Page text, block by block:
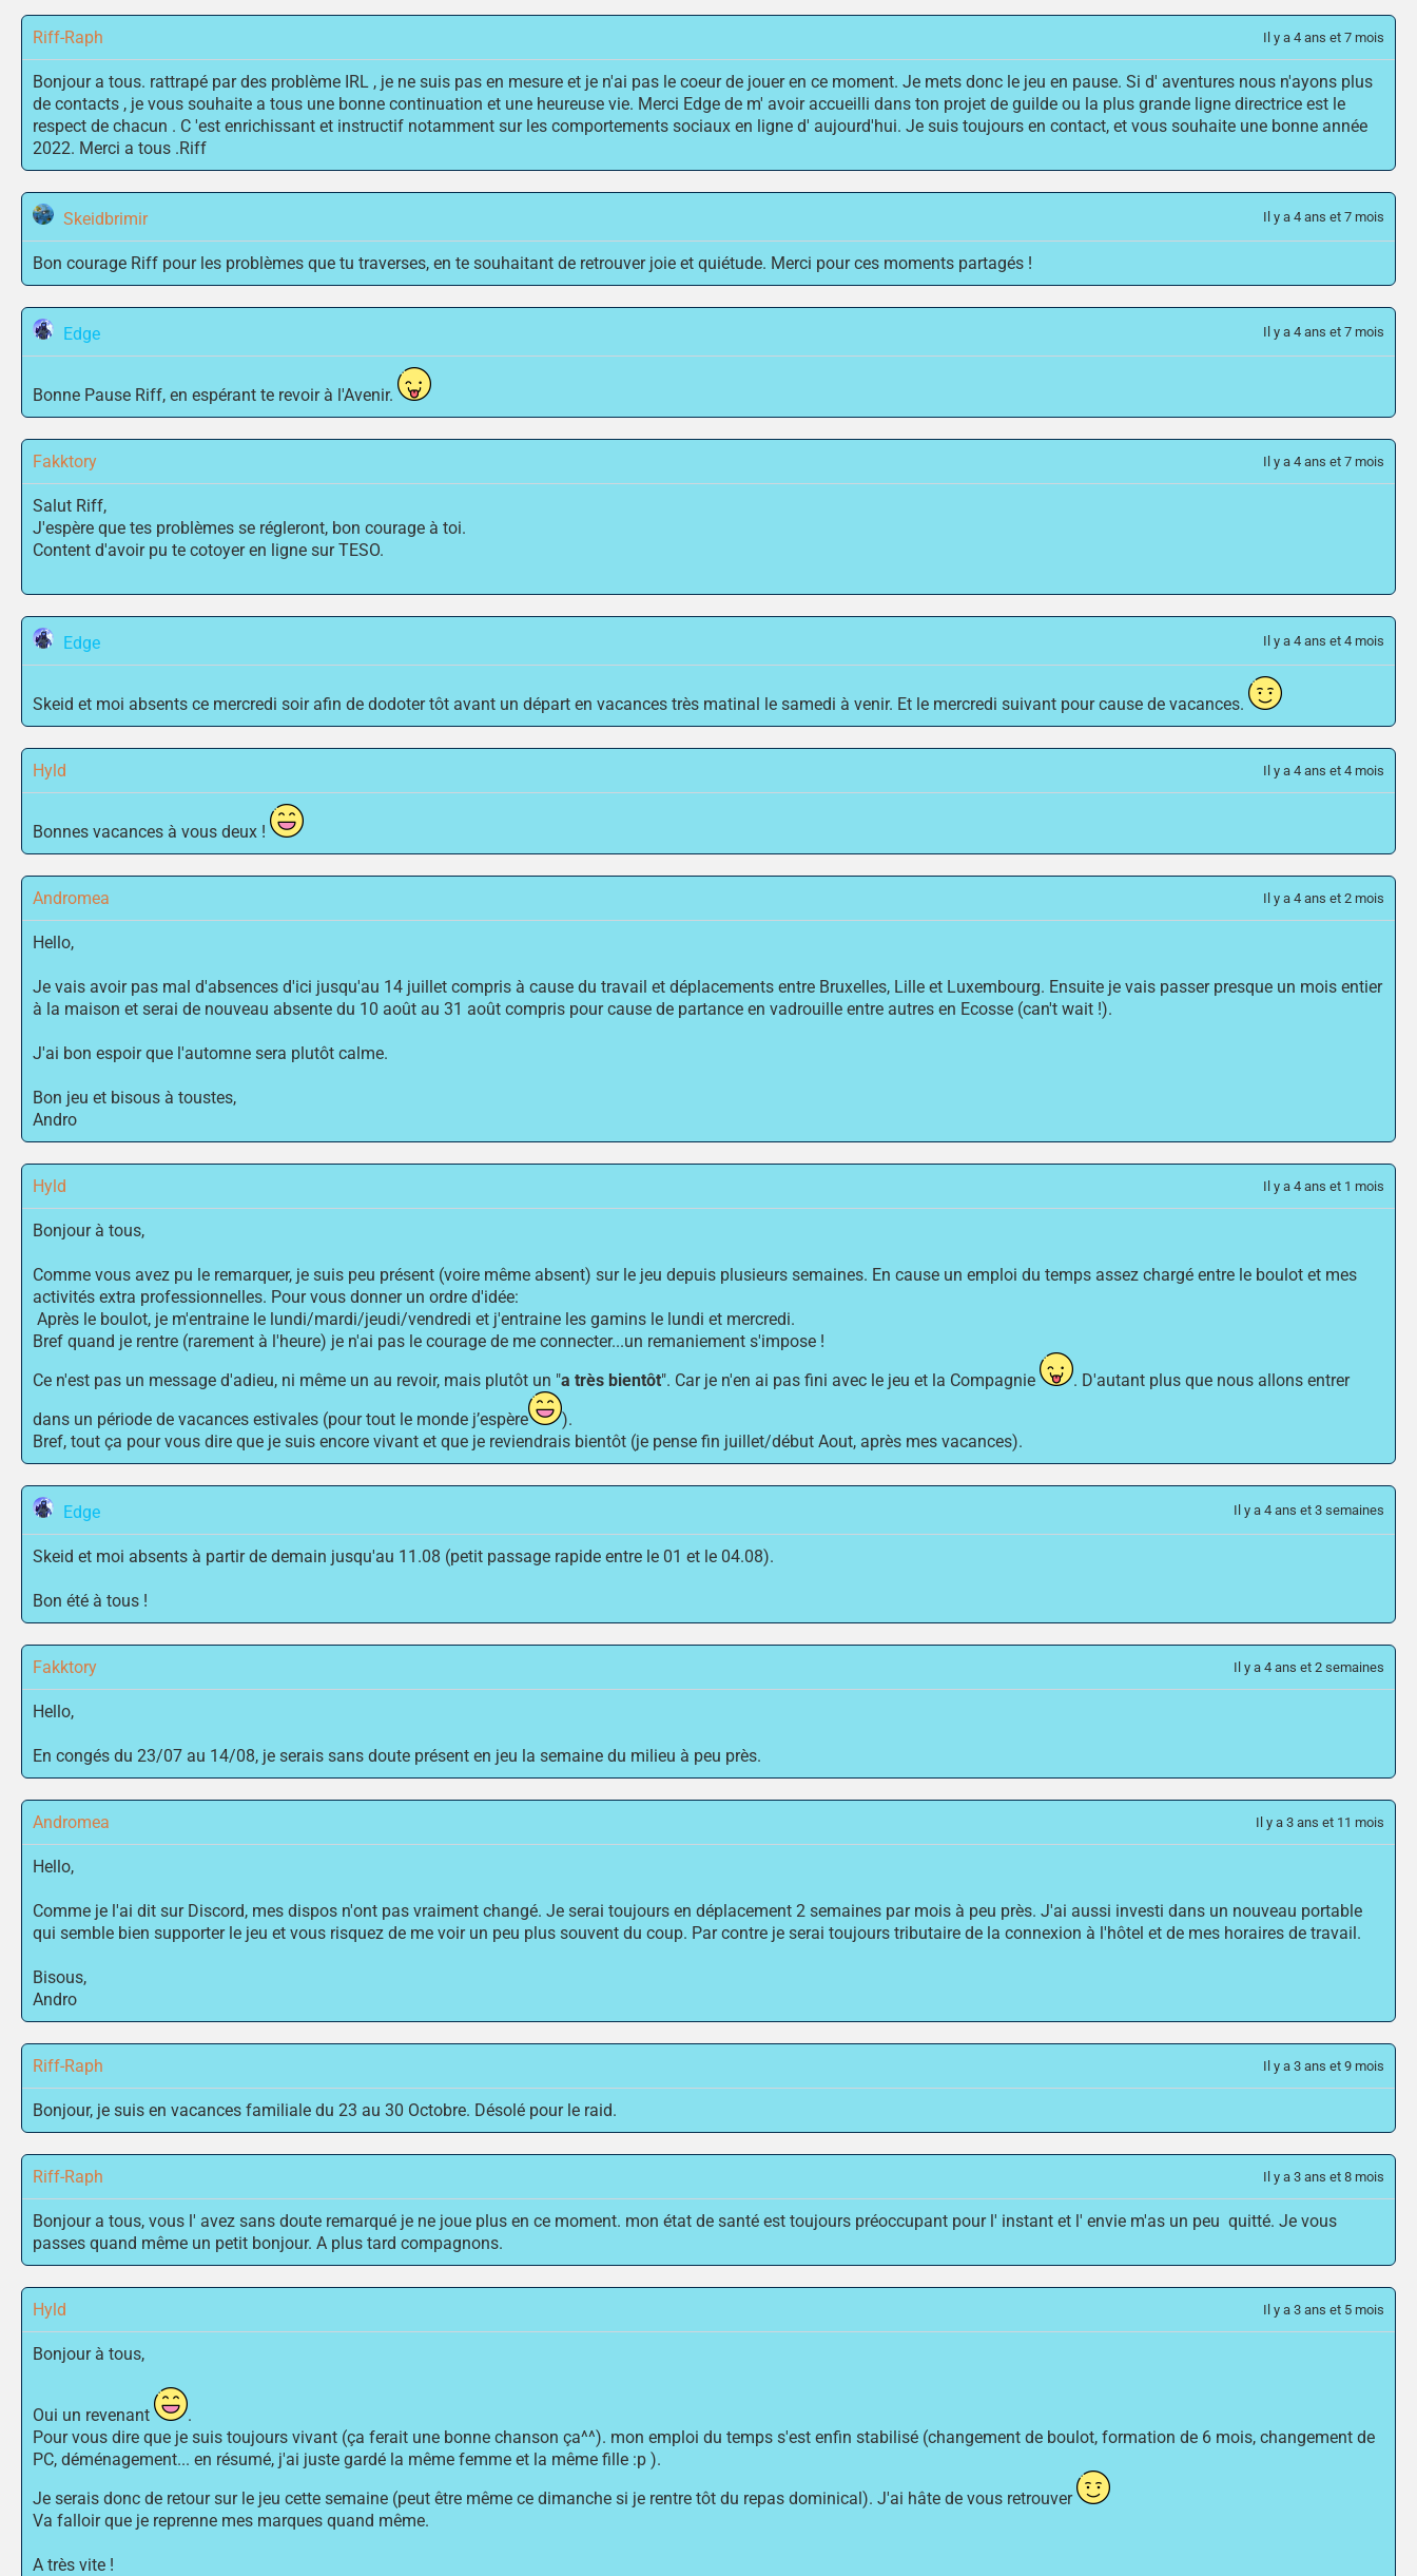
Riff-Raph Il y a 4 ans et 7 mois
Bonjour a tous. rattrapé par des problème IRL , je ne suis pas en mesure et je n'ai pas le coeur de jouer en ce moment. Je mets donc le jeu en pause. Si d' aventures nous n'ayons plus
de contacts , je vous souhaite a tous une bonne continuation et une heureuse vie. Merci Edge de m' avoir accueilli dans ton projet de guilde ou la plus grande ligne directrice est le
respect de chacun . C 'est enrichissant et instructif notamment sur les comportements sociaux en ligne d' aujourd'hui. Je suis toujours en contact, et vous souhaite une bonne année
2022. Merci a tous .Riff
Skeidbrimir Il y a 4 ans et 7 mois
Bon courage Riff pour les problèmes que tu traverses, en te souhaitant de retrouver joie et quiétude. Merci pour ces moments partagés !
Edge Il y a 4 ans et 7 mois
Bonne Pause Riff, en espérant te revoir à l'Avenir.
Fakktory Il y a 4 ans et 7 mois
Salut Riff,
J'espère que tes problèmes se régleront, bon courage à toi.
Content d'avoir pu te cotoyer en ligne sur TESO.
Edge Il y a 4 ans et 4 mois
Skeid et moi absents ce mercredi soir afin de dodoter tôt avant un départ en vacances très matinal le samedi à venir. Et le mercredi suivant pour cause de vacances.
Hyld Il y a 4 ans et 4 mois
Bonnes vacances à vous deux !
Andromea Il y a 4 ans et 2 mois
Hello,
Je vais avoir pas mal d'absences d'ici jusqu'au 14 juillet compris à cause du travail et déplacements entre Bruxelles, Lille et Luxembourg. Ensuite je vais passer presque un mois entier
à la maison et serai de nouveau absente du 10 août au 31 août compris pour cause de partance en vadrouille entre autres en Ecosse (can't wait !).
J'ai bon espoir que l'automne sera plutôt calme.
Bon jeu et bisous à toustes,
Andro
Hyld Il y a 4 ans et 1 mois
Bonjour à tous,
Comme vous avez pu le remarquer, je suis peu présent (voire même absent) sur le jeu depuis plusieurs semaines. En cause un emploi du temps assez chargé entre le boulot et mes
activités extra professionnelles. Pour vous donner un ordre d'idée:
Après le boulot, je m'entraine le lundi/mardi/jeudi/vendredi et j'entraine les gamins le lundi et mercredi.
Bref quand je rentre (rarement à l'heure) je n'ai pas le courage de me connecter...un remaniement s'impose !
Ce n'est pas un message d'adieu, ni même un au revoir, mais plutôt un "a très bientôt". Car je n'en ai pas fini avec le jeu et la Compagnie
. D'autant plus que nous allons entrer
dans un période de vacances estivales (pour tout le monde j’espère
).
Bref, tout ça pour vous dire que je suis encore vivant et que je reviendrais bientôt (je pense fin juillet/début Aout, après mes vacances).
Edge Il y a 4 ans et 3 semaines
Skeid et moi absents à partir de demain jusqu'au 11.08 (petit passage rapide entre le 01 et le 04.08).
Bon été à tous !
Fakktory Il y a 4 ans et 2 semaines
Hello,
En congés du 23/07 au 14/08, je serais sans doute présent en jeu la semaine du milieu à peu près.
Andromea Il y a 3 ans et 11 mois
Hello,
Comme je l'ai dit sur Discord, mes dispos n'ont pas vraiment changé. Je serai toujours en déplacement 2 semaines par mois à peu près. J'ai aussi investi dans un nouveau portable
qui semble bien supporter le jeu et vous risquez de me voir un peu plus souvent du coup. Par contre je serai toujours tributaire de la connexion à l'hôtel et de mes horaires de travail.
Bisous,
Andro
Riff-Raph Il y a 3 ans et 9 mois
Bonjour, je suis en vacances familiale du 23 au 30 Octobre. Désolé pour le raid.
Riff-Raph Il y a 3 ans et 8 mois
Bonjour a tous, vous l' avez sans doute remarqué je ne joue plus en ce moment. mon état de santé est toujours préoccupant pour l' instant et l' envie m'as un peu quitté. Je vous
passes quand même un petit bonjour. A plus tard compagnons.
Hyld Il y a 3 ans et 5 mois
Bonjour à tous,
Oui un revenant
.
Pour vous dire que je suis toujours vivant (ça ferait une bonne chanson ça^^). mon emploi du temps s'est enfin stabilisé (changement de boulot, formation de 6 mois, changement de
PC, déménagement... en résumé, j'ai juste gardé la même femme et la même fille :p ).
Je serais donc de retour sur le jeu cette semaine (peut être même ce dimanche si je rentre tôt du repas dominical). J'ai hâte de vous retrouver
Va falloir que je reprenne mes marques quand même.
A très vite !